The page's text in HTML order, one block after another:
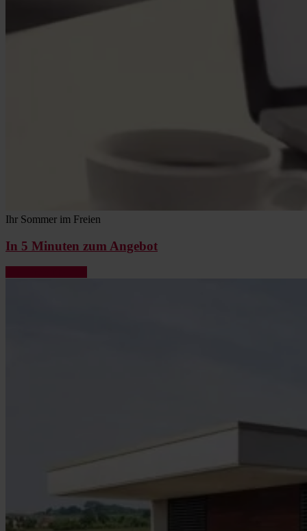
Ihr Sommer im Freien
In 5 Minuten zum Angebot